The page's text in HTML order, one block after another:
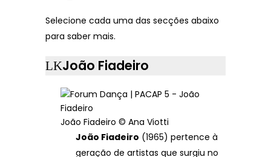
Selecione cada uma das secções abaixo
para saber mais.
João Fiadeiro
João Fiadeiro © Ana Viotti
João Fiadeiro (1965) pertence à
geração de artistas que surgiu no